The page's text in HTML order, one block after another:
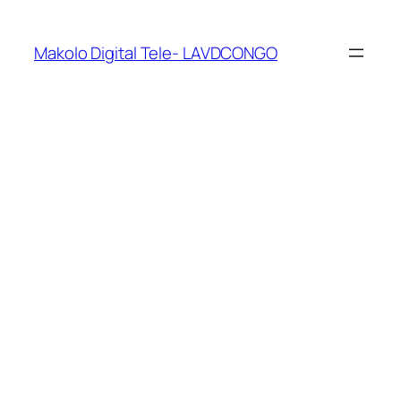
Makolo Digital Tele- LAVDCONGO